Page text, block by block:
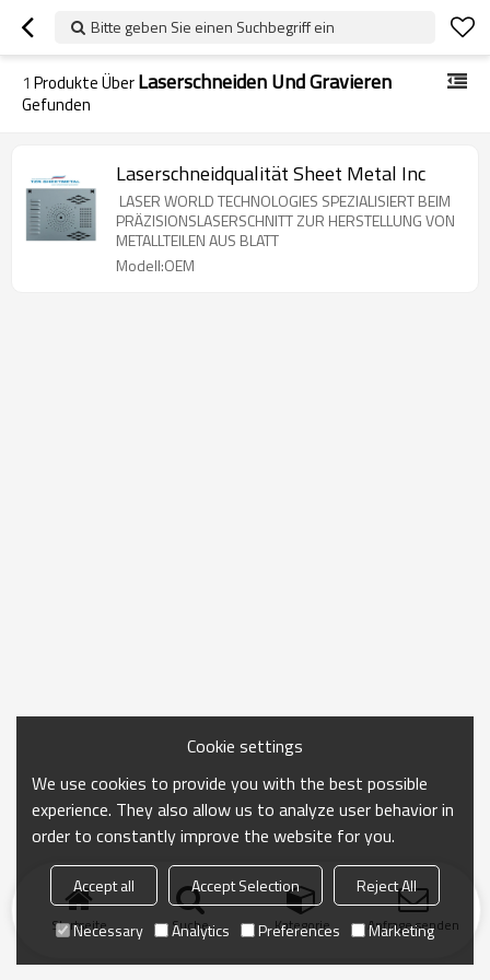
Bitte geben Sie einen Suchbegriff ein
1 Produkte ÜberLaserschneiden Und Gravieren
Gefunden
Laserschneidqualität Sheet Metal Inc
LASER WORLD TECHNOLOGIES SPEZIALISIERT BEIM
PRÄZISIONSLASERSCHNITT ZUR HERSTELLUNG VON
METALLTEILEN AUS BLATT
Modell:OEM
Startseite Suche Kategorie Anfrage senden
Cookie settings
We use cookies to provide you with the best possible
experience. They also allow us to analyze user behavior in
order to constantly improve the website for you.
Accept all Accept Selection
Reject All
Necessary
Analytics Preferences Marketing